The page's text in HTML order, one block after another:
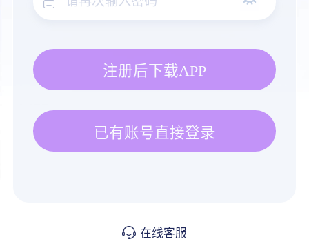
注册后下载APP
已有账号直接登录
在线客服